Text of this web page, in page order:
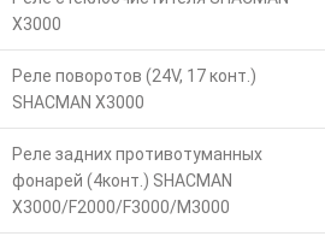
X3000
Реле поворотов (24V, 17 конт.)
SHACMAN X3000
Реле задних противотуманных
фонарей (4конт.) SHACMAN
X3000/F2000/F3000/M3000